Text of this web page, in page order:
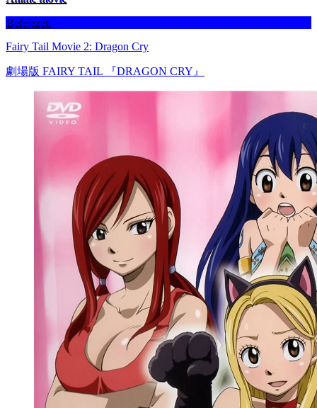
Befejezett
Fairy Tail Movie 2: Dragon Cry
劇場版 FAIRY TAIL 『DRAGON CRY』